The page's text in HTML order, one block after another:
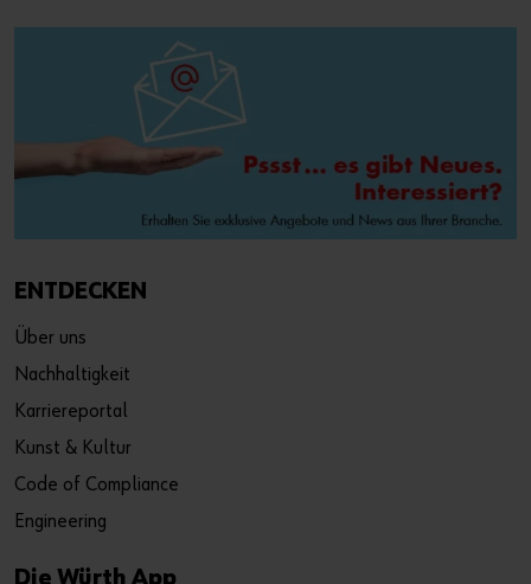
ENTDECKEN
Über uns
Nachhaltigkeit
Karriereportal
Kunst & Kultur
Code of Compliance
Engineering
Die Würth App